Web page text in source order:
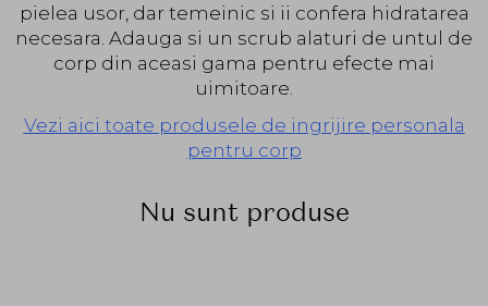
pielea usor, dar temeinic si ii confera hidratarea
necesara. Adauga si un scrub alaturi de untul de
corp din aceasi gama pentru efecte mai
uimitoare.
Vezi aici toate produsele de ingrijire personala
pentru corp
Nu sunt produse